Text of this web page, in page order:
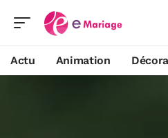
Actu Animation